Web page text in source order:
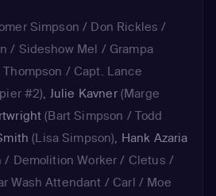
Simpson / Don Rickles /
/ Sideshow Mel / Grampa
/ Capt. Lance
#2), Julie Kavner(Marge
(Bart Simpson / Todd
(Lisa Simpson), Hank Azaria
/ Demolition Worker / Cletus /
Wash Attendant / Carl / Moe